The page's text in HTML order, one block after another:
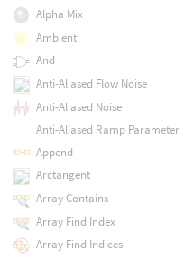
Alpha Mix
Ambient
And
Anti-Aliased Flow Noise
Anti-Aliased Noise
Anti-Aliased Ramp Parameter
Append
Arctangent
Array Contains
Array Find Index
Array Find Indices